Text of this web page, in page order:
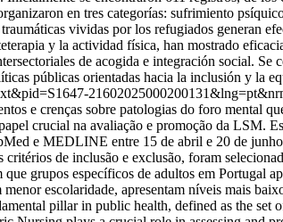
en tres categorías: sufrimiento
vividas por los refugiados generan
y la actividad física, han mostrado
de acogida e integración social.
públicas orientadas hacia la inclusión y la
e crenças sobre patologias do foro mental
crucial na avaliação e promoção da
e MEDLINE entre 15 de abril e 20 de
de inclusão e exclusão, foram
grupos específicos de adultos em
escolaridade, apresentam níveis mais
pillar in public health, defined as the set